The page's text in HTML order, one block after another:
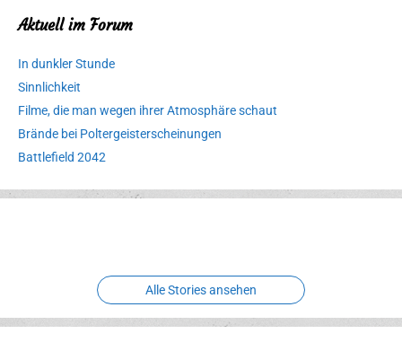
Aktuell im Forum
In dunkler Stunde
Sinnlichkeit
Filme, die man wegen ihrer Atmosphäre schaut
Brände bei Poltergeisterscheinungen
Battlefield 2042
Erlebnispark
Verbotene
Alle Stories ansehen